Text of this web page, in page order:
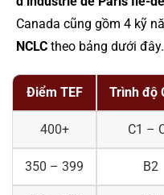
Canada cũng gồm 4 kỹ
NCLC theo bảng dưới đây.
Điểm TEF Trình độ
400+ C1 –
350 – 399 B2